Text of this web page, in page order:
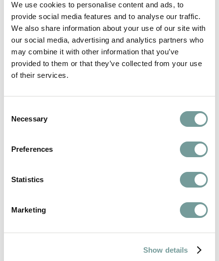
We use cookies to personalise content and ads, to
provide social media features and to analyse our traffic.
We also share information about your use of our site with
our social media, advertising and analytics partners who
may combine it with other information that you’ve
provided to them or that they’ve collected from your use
of their services.
Selection
Necessary
Preferences
Statistics
Marketing
Show details
Stiemerheide – The Urban Hotel &
Golf Retreat
Zowel het restaurant als de kamers en suites zijn elegant
en modern ingericht. Steinheuers tweede restaurant, de
Landgasthof Poststuben, is het regionale, nuchtere
alternatief voor het sterrenrestaurant. Overnachten kan
overkant. Na een heerlijk diner wandelt u in slechts
enkele stappen naar een van de stijlvolle kamers om te
ontspannen.
Lees meer